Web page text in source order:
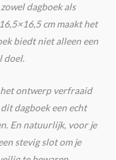
dagboek als
cm maakt het
biedt niet alleen een
doel.
ontwerp verfraaid
dagboek een echt
En natuurlijk, voor je
stevig slot om je